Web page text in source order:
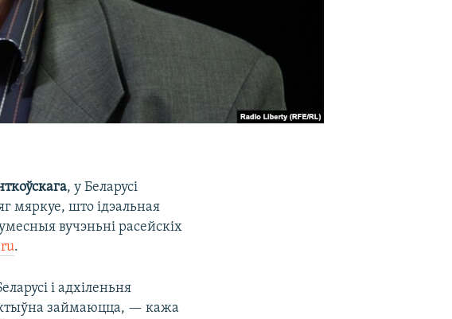
, у Беларусі
мяркуе, што ідэальная
вучэньні расейскіх
.
і адхіленьня
займаюцца, — кажа